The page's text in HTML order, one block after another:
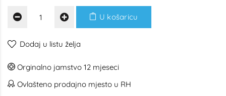
U košaricu
Dodaj u listu želja
Orginalno jamstvo 12 mjeseci
Ovlašteno prodajno mjesto u RH